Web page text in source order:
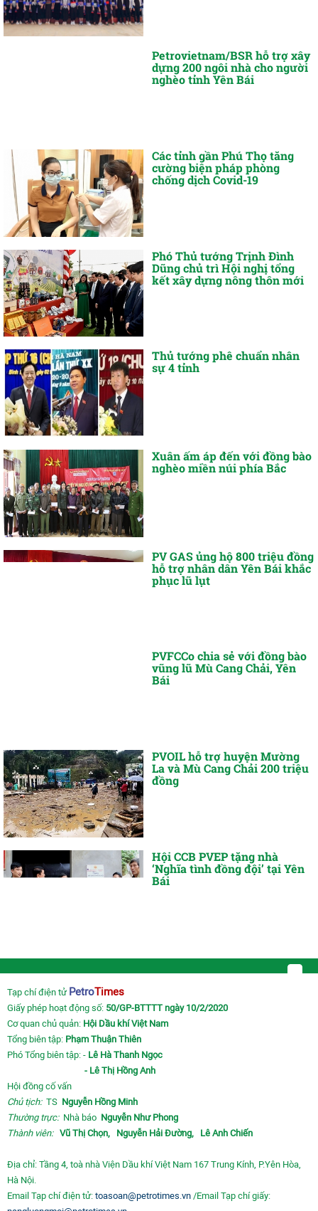
Petrovietnam/BSR hỗ trợ xây
dựng 200 ngôi nhà cho người
nghèo tỉnh Yên Bái
Các tỉnh gần Phú Thọ tăng
cường biện pháp phòng
chống dịch Covid-19
Phó Thủ tướng Trịnh Đình
Dũng chủ trì Hội nghị tổng
kết xây dựng nông thôn mới
Thủ tướng phê chuẩn nhân
sự 4 tỉnh
Xuân ấm áp đến với đồng bào
nghèo miền núi phía Bắc
PV GAS ủng hộ 800 triệu đồng
hỗ trợ nhân dân Yên Bái khắc
phục lũ lụt
PVFCCo chia sẻ với đồng bào
vũng lũ Mù Cang Chải, Yên
Bái
PVOIL hỗ trợ huyện Mường
La và Mù Cang Chải 200 triệu
đồng
Hội CCB PVEP tặng nhà
‘Nghĩa tình đồng đội’ tại Yên
Bái
Tạp chí điện tử PetroTimes
Giấy phép hoạt động số: 50/GP-BTTTT ngày 10/2/2020
Cơ quan chủ quản: Hội Dầu khí Việt Nam
Tổng biên tập: Phạm Thuận Thiên
Phó Tổng biên tập: - Lê Hà Thanh Ngọc
- Lê Thị Hồng Anh
Hội đồng cố vấn
Chủ tịch:TS Nguyễn Hồng Minh
Thường trực: Nhà báo Nguyễn Như Phong
Thành viên: Vũ Thị Chọn, Nguyễn Hải Đường, Lê Anh Chiến
Địa chỉ: Tầng 4, toà nhà Viện Dầu khí Việt Nam 167 Trung Kính, P.Yên Hòa,
Hà Nội.
Email Tạp chí điện tử: toasoan@petrotimes.vn /Email Tạp chí giấy: